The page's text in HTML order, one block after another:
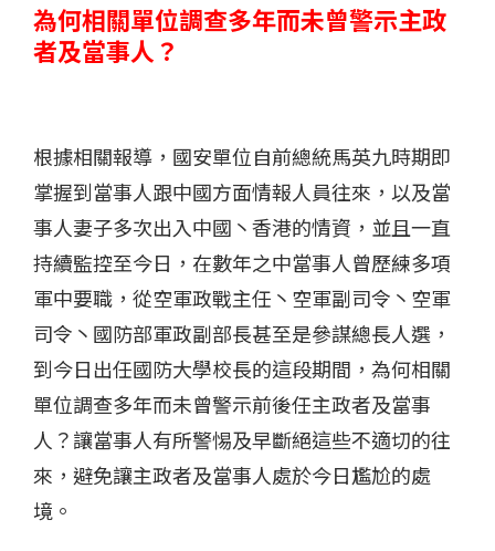
為何相關單位調查多年而未曾警示主政
者及當事人？
根據相關報導，國安單位自前總統馬英九時期即
掌握到當事人跟中國方面情報人員往來，以及當
事人妻子多次出入中國丶香港的情資，並且一直
持續監控至今日，在數年之中當事人曾歷練多項
軍中要職，從空軍政戰主任丶空軍副司令丶空軍
司令丶國防部軍政副部長甚至是參謀總長人選，
到今日出任國防大學校長的這段期間，為何相關
單位調查多年而未曾警示前後任主政者及當事
人？讓當事人有所警惕及早斷絕這些不適切的往
來，避免讓主政者及當事人處於今日尷尬的處
境。